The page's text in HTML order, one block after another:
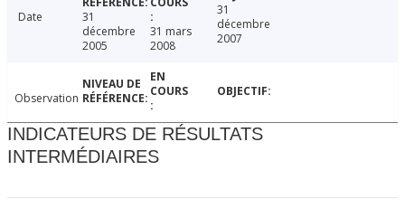
Date
31
décembre
2005
31 mars
2008
31
décembre
2007
Observation
INDICATEURS DE RÉSULTATS
INTERMÉDIAIRES